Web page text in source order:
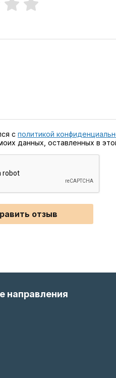
с политикой
данных, оставленных в
отзыв
направления